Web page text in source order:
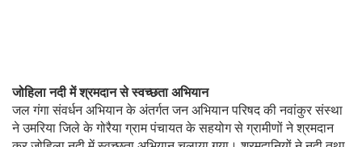
जोहिला नदी में श्रमदान से स्वच्छता अभियान
जल गंगा संवर्धन अभियान के अंतर्गत जन अभियान परिषद की नवांकुर संस्था
ने उमरिया जिले के गोरैया ग्राम पंचायत के सहयोग से ग्रामीणों ने श्रमदान